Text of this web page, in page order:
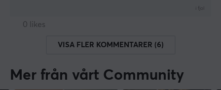
0 likes
VISA FLER KOMMENTARER (6)
Mer från vårt Community